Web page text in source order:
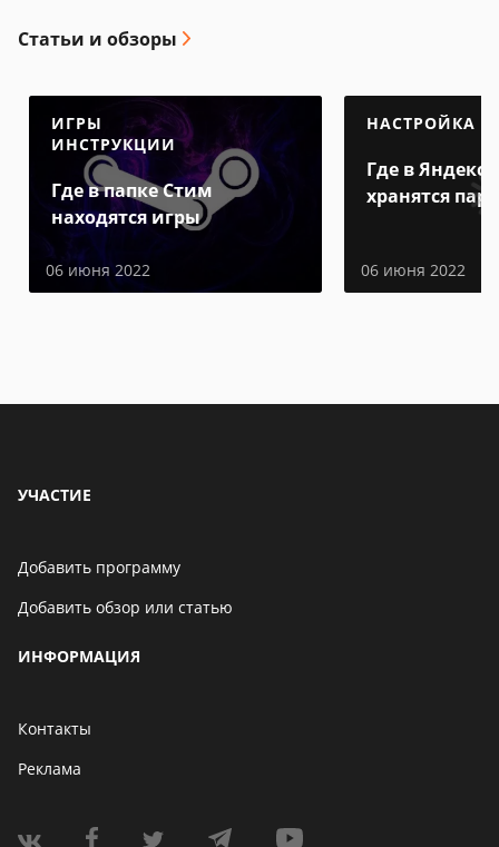
Статьи и обзоры
ИГРЫ
ИНСТРУКЦИИ
Где в папке Стим
находятся игры
06 июня 2022
НАСТРОЙКА
Где в Яндекс
хранятся
06 июня 2022
УЧАСТИЕ
Добавить программу
Добавить обзор или статью
ИНФОРМАЦИЯ
Контакты
Реклама